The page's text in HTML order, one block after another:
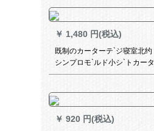
窓ガラス布-3116-扶苏绿1メト
ルトルトルダムディーン価格
￥ 1,480 円(税込)
既制のカーターテ`ジ寝室北约
シンプロモ`ルド小シ`トカータ
ーテ`ン出窓リヴィティン寝室
80%】幅1.5高2.0打穴【一対
二】
￥ 920 円(税込)